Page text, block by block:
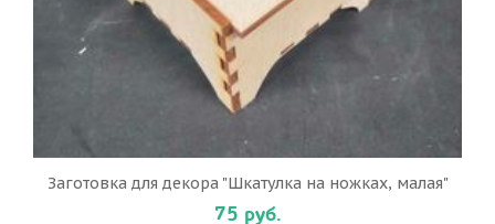
Заготовка для декора "Шкатулка на ножках, малая"
75 руб.